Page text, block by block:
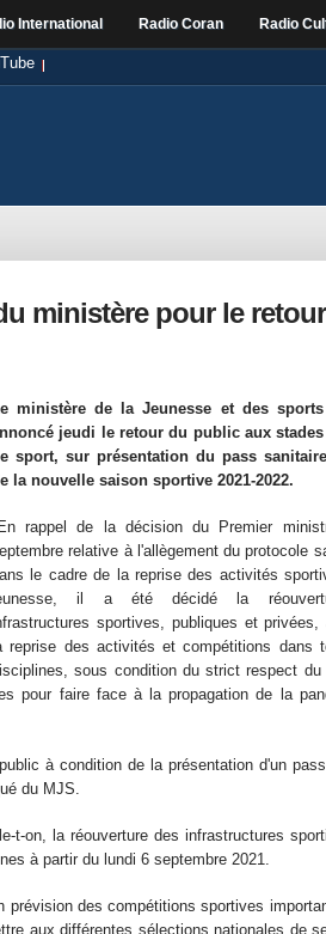
International Radio Coran Radio
ministère pour le
ministère de la Jeunesse et des
jeudi le retour du public aux
sport, sur présentation du pass
la nouvelle saison sportive 2021-2022.
rappel de la décision du Premier
relative à l'allègement du protocole
le cadre de la reprise des activités
il a été décidé la
sportives, publiques et privées,
reprise des activités et compétitions dans
sous condition du strict respect du
pour faire face à la propagation de la
à condition de la présentation d'un
du MJS.
t-on, la réouverture des infrastructures
à partir du lundi 6 septembre 2021.
des compétitions sportives
aux différentes sélections nationales de